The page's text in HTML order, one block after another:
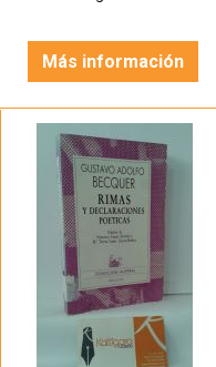
Más información